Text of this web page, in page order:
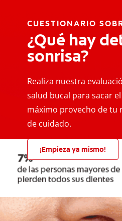
CUESTIONARIO
¿Qué hay
sonrisa?
Realiza nuestra
salud bucal para sacar el
máximo provecho de tu
de cuidado.
¡Empieza ya mismo!